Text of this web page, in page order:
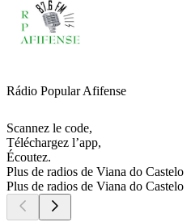
Rádio Popular Afifense
Scannez le code,
Téléchargez l’app,
Écoutez.
Plus de radios de Viana do Castelo
Plus de radios de Viana do Castelo